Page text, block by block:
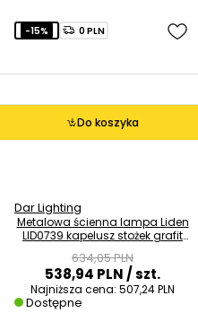
Do koszyka
-15% 0 PLN
Dar Lighting
Metalowa ścienna lampa Liden
LID0739 kapelusz stożek grafit
634,05 PLN
538,94 PLN/ szt.
Najniższa cena: 507,24 PLN
Dostępne